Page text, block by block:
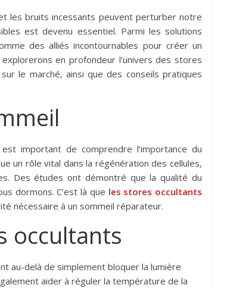
les bruits incessants peuvent perturber notre
est devenu essentiel. Parmi les solutions
des alliés incontournables pour créer un
en profondeur l’univers des stores
le marché, ainsi que des conseils pratiques
important de comprendre l’importance du
un rôle vital dans la régénération des cellules,
Des études ont démontré que la qualité du
dormons. C’est là que les stores occultants
nécessaire à un sommeil réparateur.
occultants
au-delà de simplement bloquer la lumière
aider à réguler la température de la